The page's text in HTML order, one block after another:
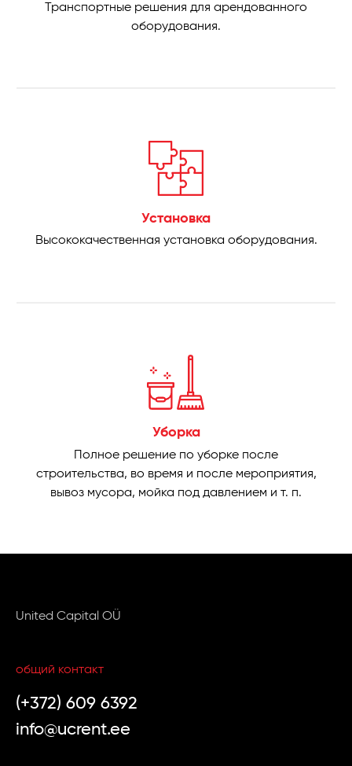
Транспортные решения для арендованного
оборудования.
Установка
Высококачественная установка оборудования.
Уборка
Полное решение по уборке после
строительства, во время и после мероприятия,
вывоз мусора, мойка под давлением и т. п.
United Capital OÜ
общий контакт
(+372) 609 6392
info@ucrent.ee